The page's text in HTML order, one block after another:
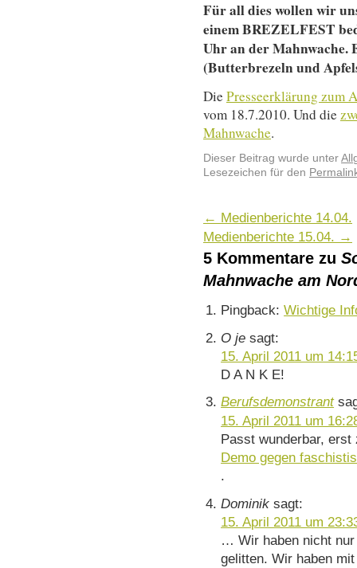
Für all dies wollen wir
einem BREZELFEST
Uhr an der Mahnwache.
(Butterbrezeln und
Die Presseerklärung zum
vom 18.7.2010. Und die
Mahnwache.
Dieser Beitrag wurde unter
Lesezeichen für den
← Medienberichte 14.04.
Medienberichte 15.04. →
5 Kommentare zu
Mahnwache am
Pingback:Wichtige
O je sagt:
15. April 2011 um
D A N K E!
Berufsdemonstrant
15. April 2011 um
Passt wunderbar,
Demo gegen
.
Dominik sagt:
15. April 2011 um
… Wir haben nicht nur
gelitten. Wir haben